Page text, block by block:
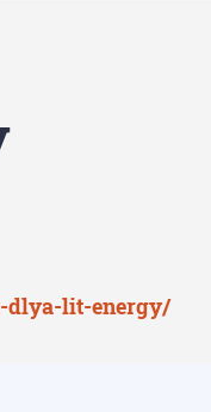
dlya-lit-energy/